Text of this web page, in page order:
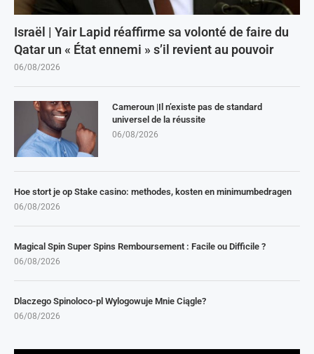
Israël | Yair Lapid réaffirme sa volonté de faire du
Qatar un « État ennemi » s’il revient au pouvoir
06/08/2026
Cameroun |Il n’existe pas de standard
universel de la réussite
06/08/2026
Hoe stort je op Stake casino: methodes, kosten en minimumbedragen
06/08/2026
Magical Spin Super Spins Remboursement : Facile ou Difficile ?
06/08/2026
Dlaczego Spinoloco-pl Wylogowuje Mnie Ciągle?
06/08/2026